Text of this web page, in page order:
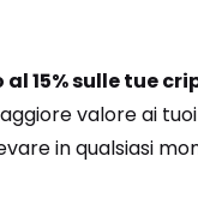
15% sulle tue
valore ai
in qualsiasi